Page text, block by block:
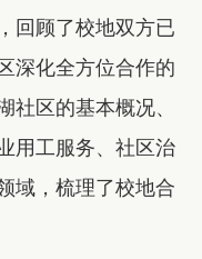
回顾了校地双方已
深化全方位合作的
社区的基本概况、
用工服务、社区治
域，梳理了校地合